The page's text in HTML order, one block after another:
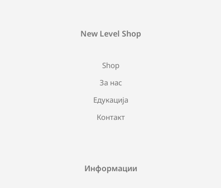
New Level Shop
Shop
За нас
Едукација
Контакт
Информации